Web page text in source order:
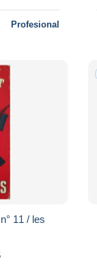
Profesional
11 / les